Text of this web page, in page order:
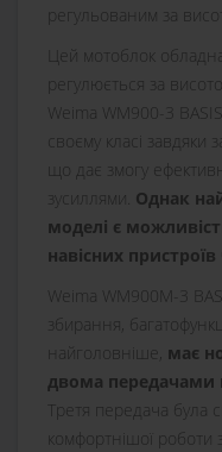
регульованим за
Цей мотоблок
регулюється за
Weima WM900-3
своєму класі
що дає змогу
зусиллями. Однак
моделі є
навісних
Weima WM900M-3
збирання,
найголовніше, має
двома передачами
Третя передача була
комфортнішої